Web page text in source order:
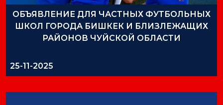
ОБЪЯВЛЕНИЕ ДЛЯ ЧАСТНЫХ ФУТБОЛЬНЫХ
ШКОЛ ГОРОДА БИШКЕК И БЛИЗЛЕЖАЩИХ
РАЙОНОВ ЧУЙСКОЙ ОБЛАСТИ
25-11-2025